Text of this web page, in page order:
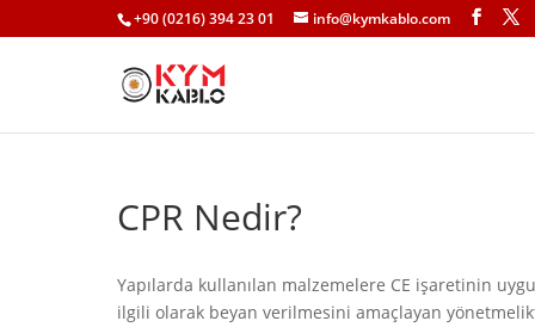
+90 (0216) 394 23 01 info@kymkablo.com
CPR Nedir?
Yapılarda kullanılan malzemelere CE işaretinin
ilgili olarak beyan verilmesini amaçlayan